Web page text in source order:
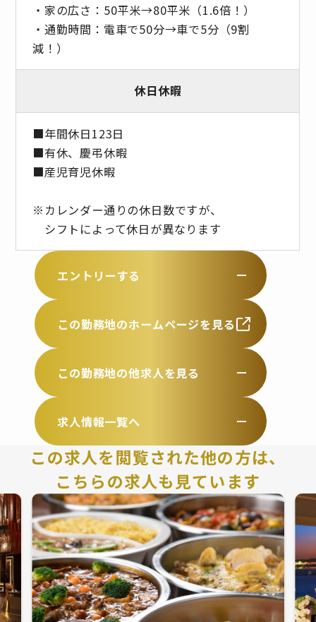
・家の広さ：50平米→80平米（1.6倍！）
・通勤時間：電車で50分→車で5分（9割
減！）
休日休暇
■年間休日123日
■有休、慶弔休暇
■産児育児休暇
※カレンダー通りの休日数ですが、
シフトによって休日が異なります
エントリーする
この勤務地のホームページを見る
この勤務地の他求人を見る
求人情報一覧へ
この求人を閲覧された他の方は、
こちらの求人も見ています